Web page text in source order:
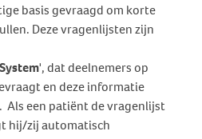
basis gevraagd om korte
Deze vragenlijsten zijn
', dat deelnemers op
en deze informatie
Als een patiënt de vragenlijst
hij/zij automatisch